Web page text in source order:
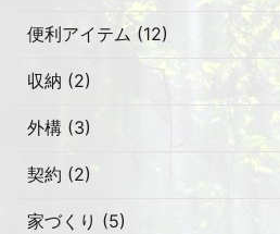
便利アイテム (12)
収納 (2)
外構 (3)
契約 (2)
家づくり (5)